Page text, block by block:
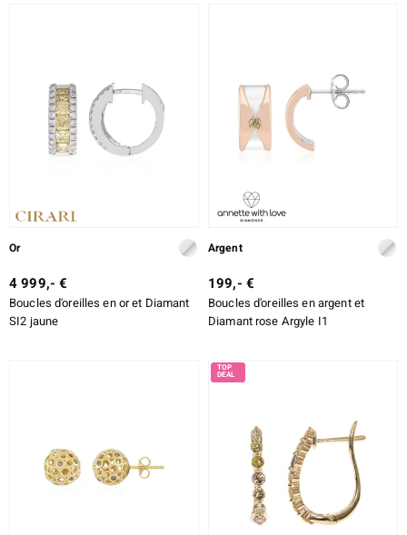
Or
4 999,- €
Boucles d'oreilles en or et Diamant
SI2 jaune
Argent
199,- €
Boucles d'oreilles en argent et
Diamant rose Argyle I1